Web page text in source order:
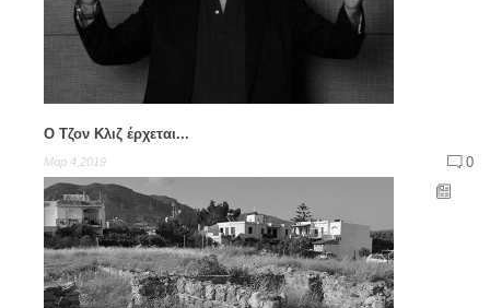
Ο Τζον Κλιζ έρχεται...
Μαρ 4,2019 0